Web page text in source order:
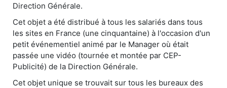
Direction Générale.
Cet objet a été distribué à tous les salariés dans tous
les sites en France (une cinquantaine) à l'occasion d'un
petit événementiel animé par le Manager où était
passée une vidéo (tournée et montée par CEP-
Publicité) de la Direction Générale.
Cet objet unique se trouvait sur tous les bureaux des